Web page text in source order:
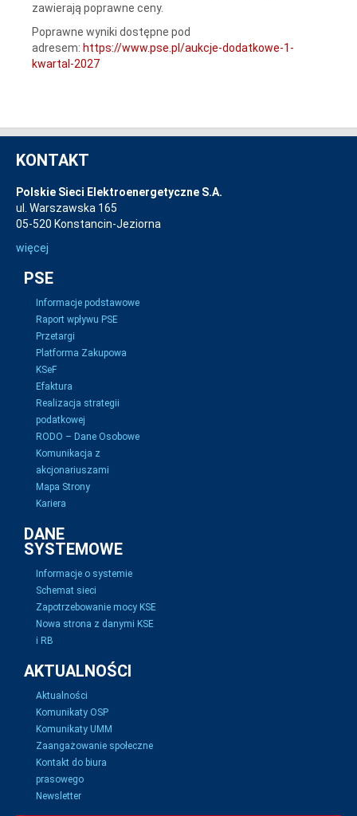
zawierają poprawne ceny.
Poprawne wyniki dostępne pod
adresem: https://www.pse.pl/aukcje-dodatkowe-1-
kwartal-2027
KONTAKT
Polskie Sieci Elektroenergetyczne S.A.
ul. Warszawska 165
05-520 Konstancin-Jeziorna
więcej
PSE
Informacje podstawowe
Raport wpływu PSE
Przetargi
Platforma Zakupowa
KSeF
Efaktura
Realizacja strategii
podatkowej
RODO – Dane Osobowe
Komunikacja z
akcjonariuszami
Mapa Strony
Kariera
DANE
SYSTEMOWE
Informacje o systemie
Schemat sieci
Zapotrzebowanie mocy KSE
Nowa strona z danymi KSE
i RB
AKTUALNOŚCI
Aktualności
Komunikaty OSP
Komunikaty UMM
Zaangażowanie społeczne
Kontakt do biura
prasowego
Newsletter